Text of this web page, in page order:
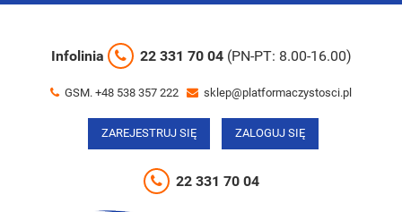
Infolinia 22 331 70 04 (PN-PT: 8.00-16.00)
GSM. +48 538 357 222 sklep@platformaczystosci.pl
ZAREJESTRUJ SIĘ ZALOGUJ SIĘ
22 331 70 04